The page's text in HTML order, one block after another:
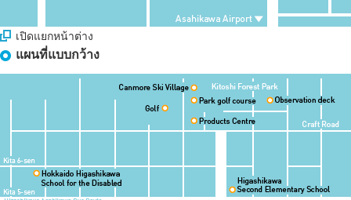
เปิดแยกหน้าต่าง
แผนที่แบบกว้าง